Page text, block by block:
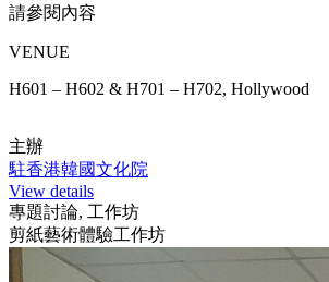
請參閱內容
VENUE
H601 – H602 & H701 – H702, Hollywood
主辦
駐香港韓國文化院
View details
專題討論, 工作坊
剪紙藝術體驗工作坊